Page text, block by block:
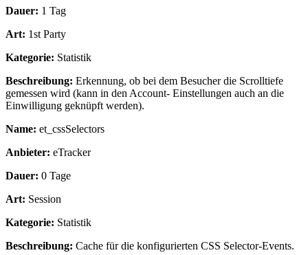
Dauer: 1 Tag
Art: 1st Party
Kategorie: Statistik
Beschreibung: Erkennung, ob bei dem Besucher die Scrolltiefe
gemessen wird (kann in den Account- Einstellungen auch an die
Einwilligung geknüpft werden).
Name: et_cssSelectors
Anbieter: eTracker
Dauer: 0 Tage
Art: Session
Kategorie: Statistik
Beschreibung: Cache für die konfigurierten CSS Selector-Events.